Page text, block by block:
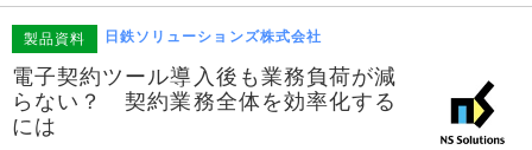
製品資料 日鉄ソリューションズ株式会社
電子契約ツール導入後も業務負荷が減
らない？ 契約業務全体を効率化する
には